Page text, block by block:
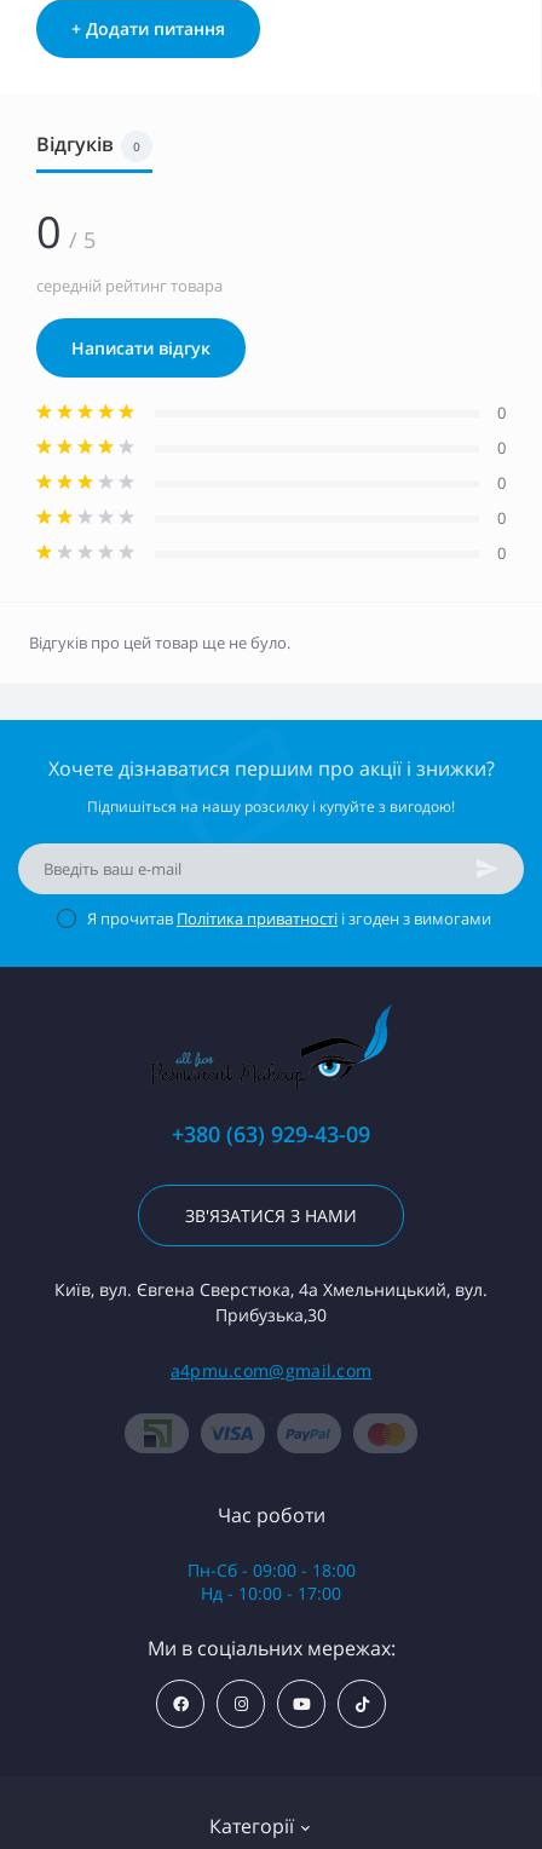
+ Додати питання
Відгуків 0
0 / 5
середній рейтинг товара
Написати відгук
0
0
0
0
0
Відгуків про цей товар ще не було.
Хочете дізнаватися першим про акції і знижки?
Підпишіться на нашу розсилку і купуйте з вигодою!
Я прочитав Політика приватності і згоден з вимогами
+380 (63) 929-43-09
ЗВ'ЯЗАТИСЯ З НАМИ
Київ, вул. Євгена Сверстюка, 4а Хмельницький, вул.
Прибузька,30
a4pmu.com@gmail.com
Категорії
Час роботи
Пн-Сб - 09:00 - 18:00
Нд - 10:00 - 17:00
Ми в соціальних мережах: